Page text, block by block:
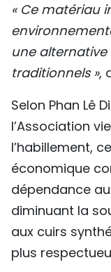
« Ce matériau
une
traditionnels »,
Selon Phan Lê
l’Association
l’habillement,
économique
dépendance
diminuant la
aux cuirs
plus